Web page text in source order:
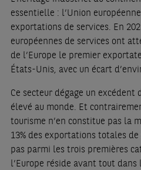
essentielle : l’Union
exportations de services. En
européennes de services ont
de l’Europe le premier
États-Unis, avec un écart
Ce secteur dégage un
élevé au monde. Et
tourisme n’en constitue pas la
13% des exportations totales
pas parmi les trois premières
l’Europe réside avant tout